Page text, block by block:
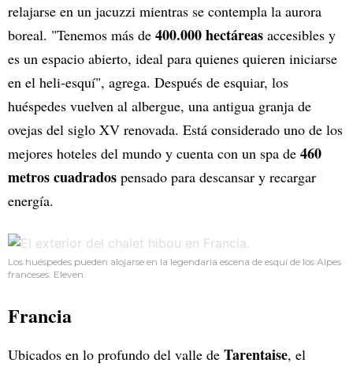
relajarse en un jacuzzi mientras se contempla la aurora
boreal. "Tenemos más de 400.000 hectáreas accesibles y
es un espacio abierto, ideal para quienes quieren iniciarse
en el heli-esquí", agrega. Después de esquiar, los
huéspedes vuelven al albergue, una antigua granja de
ovejas del siglo XV renovada. Está considerado uno de los
mejores hoteles del mundo y cuenta con un spa de 460
metros cuadrados pensado para descansar y recargar
energía.
Los huéspedes pueden alojarse en la legendaria escena de esquí de los Alpes
franceses. Eleven.
Francia
Ubicados en lo profundo del valle de Tarentaise, el